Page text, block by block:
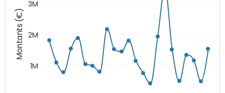
Montants (€)
1M
2M
3M